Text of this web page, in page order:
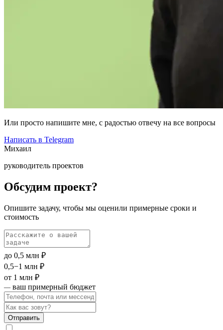
Или просто напишите мне, с радостью отвечу на все вопросы
Написать в Telegram
Михаил
руководитель проектов
Обсудим проект?
Опишите задачу, чтобы мы оценили примерные сроки и
стоимость
до 0,5 млн ₽
0,5−1 млн ₽
от 1 млн ₽
— ваш примерный бюджет
Отправить